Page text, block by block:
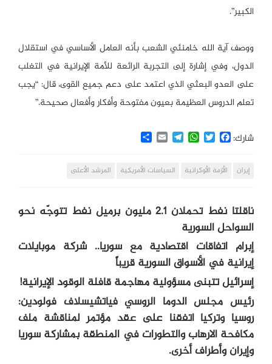
الكبير”.
ووصف آية الله خامنئي الشعب بأنه العامل الأساسي في استقلال
الدول، وفي إشارة إلى التجربة الرائعة للأمة الإيرانية في التغلب
على العدو البعثي الذي اعتمد على دعم جميع القوى، قال: “يجب
تعلم الدروس العظيمة بعيون مفتوحة وأفكار وأفعال صحيحة.”
شارك: Facebook
Twitter
WhatsApp
Telegram
Email
Share
إيران الأزمة الأوكرانية السياسات الأمريكية المرشد الأعلى
ناقلتا نفط تحملان 2.1 مليون برميل نفط تتوجّه نحو
السواحل السورية
إبرام اتفاقات اقتصادية مع سوريا.. شركة موبايلات
إيرانية في الأسواق السورية قريباً
إسرائيل تتبنى مسؤولية مهاجمة قافلة الوقود الإيرانية!
رئيس مجلس الدوما الروسي فياتشيسلاف فولودين:
روسيا وتركيا اتفقنا على عقد مؤتمر لمناقشة ملف
مكافحة الارهاب والتطورات في المنطقة بمشاركة سوريا
وإيران وأطراف أخرى.